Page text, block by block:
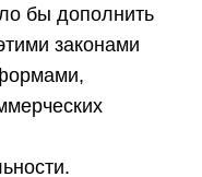
бы дополнить
законами